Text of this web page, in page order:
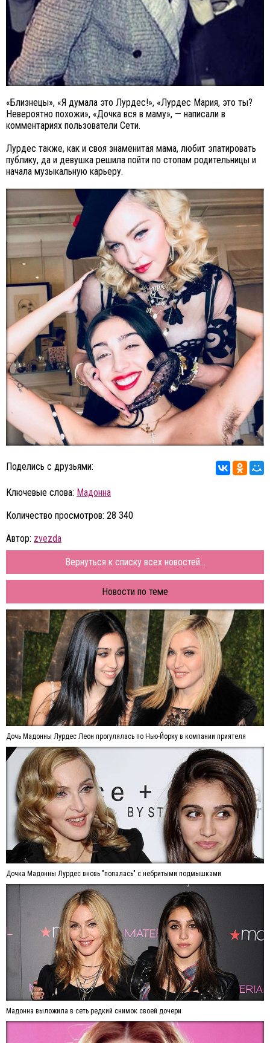
«Близнецы», «Я думала это Лурдес!», «Лурдес Мария, это ты?
Невероятно похожи», «Дочка вся в маму», — написали в
комментариях пользователи Сети.
Лурдес также, как и своя знаменитая мама, любит эпатировать
публику, да и девушка решила пойти по стопам родительницы и
начала музыкальную карьеру.
Поделись с друзьями:
Ключевые слова: Мадонна
Количество просмотров: 28 340
Автор: zvezda
Вернуться к списку всех новостей...
Новости по теме
Дочь Мадонны Лурдес Леон прогулялась по Нью-Йорку в компании приятеля
Дочка Мадонны Лурдес вновь "попалась" с небритыми подмышками
Мадонна выложила в сеть редкий снимок своей дочери